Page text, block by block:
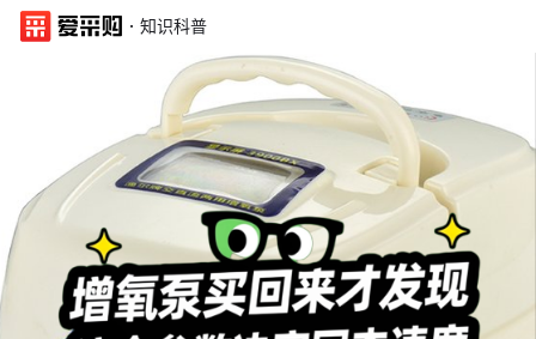
· 知识科普